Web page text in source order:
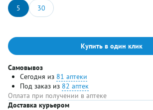
5
30
Купить в один клик
Самовывоз
Сегодня из 81 аптеки
Под заказ из 82 аптек
Оплата при получении в аптеке
Доставка курьером